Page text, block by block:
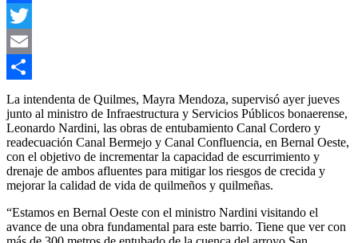
Facebook
Twitter
Email
Compartir
La intendenta de Quilmes, Mayra Mendoza, supervisó ayer jueves
junto al ministro de Infraestructura y Servicios Públicos bonaerense,
Leonardo Nardini, las obras de entubamiento Canal Cordero y
readecuación Canal Bermejo y Canal Confluencia, en Bernal Oeste,
con el objetivo de incrementar la capacidad de escurrimiento y
drenaje de ambos afluentes para mitigar los riesgos de crecida y
mejorar la calidad de vida de quilmeños y quilmeñas.
“Estamos en Bernal Oeste con el ministro Nardini visitando el
avance de una obra fundamental para este barrio. Tiene que ver con